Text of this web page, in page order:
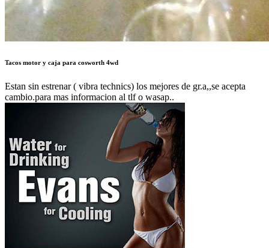
Tacos motor y caja para cosworth 4wd
Estan sin estrenar ( vibra technics) los mejores de gr.a,,se acepta
cambio.para mas informacion al tlf o wasap..